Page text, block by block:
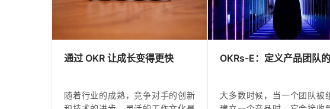
次，每次不少于30分钟，心率不低
于140；每周抽出一天做两次…
结果（OKR）是连接战略目
行策略的桥梁，企业需要明
定具有挑战性的OKR，以确
的有效执行。 跟踪和评估
OKR管理，企业需要定期跟
通过 OKR 让成长变得更快
随着行业的成熟，竞争对手的创新
OKRs-E：定义产品团队
大多数时候，当一个团队被